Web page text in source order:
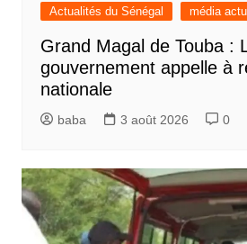
Actualités du Sénégal média actu
Grand Magal de Touba :
gouvernement appelle à
nationale
baba 3 août 2026 0